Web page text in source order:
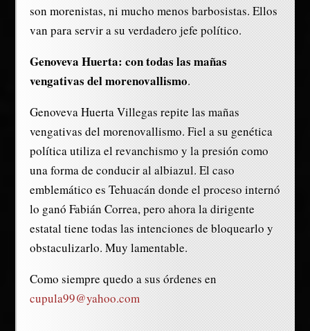
son morenistas, ni mucho menos barbosistas. Ellos
van para servir a su verdadero jefe político.
Genoveva Huerta: con todas las mañas
vengativas del morenovallismo.
Genoveva Huerta Villegas repite las mañas
vengativas del morenovallismo. Fiel a su genética
política utiliza el revanchismo y la presión como
una forma de conducir al albiazul. El caso
emblemático es Tehuacán donde el proceso internó
lo ganó Fabián Correa, pero ahora la dirigente
estatal tiene todas las intenciones de bloquearlo y
obstaculizarlo. Muy lamentable.
Como siempre quedo a sus órdenes en
cupula99@yahoo.com